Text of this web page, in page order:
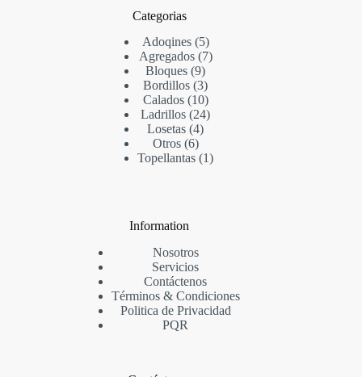
Categorias
Adoqines 5
Agregados 7
Bloques 9
Bordillos 3
Calados 10
Ladrillos 24
Losetas 4
Otros 6
Topellantas 1
Information
Nosotros
Servicios
Contáctenos
Términos & Condiciones
Politica de Privacidad
PQR